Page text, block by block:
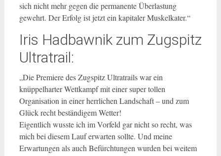
sich nicht mehr gegen die permanente Überlastung
gewehrt. Der Erfolg ist jetzt ein kapitaler Muskelkater.“
Iris Hadbawnik zum Zugspitz
Ultratrail:
„Die Premiere des Zugspitz Ultratrails war ein
knüppelharter Wettkampf mit einer super tollen
Organisation in einer herrlichen Landschaft – und zum
Glück recht beständigem Wetter!
Eigentlich wusste ich im Vorfeld gar nicht so recht, was
mich bei diesem Lauf erwarten sollte. Und meine
Erwartungen als auch Befürchtungen wurden bei weitem